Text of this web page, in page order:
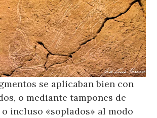
se aplicaban bien con
o mediante tampones de
incluso «soplados» al modo